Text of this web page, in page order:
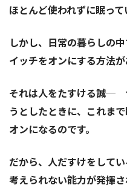
ほとんど使われずに眠って
しかし、日常の暮らしの
イッチをオンにする方法が
それは人をたすける誠─
うとしたときに、これま
オンになるのです。
だから、人だすけをして
考えられない能力が発揮さ